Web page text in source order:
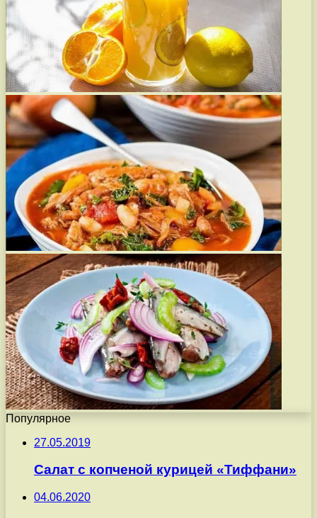
Популярное
27.05.2019
Салат с копченой курицей «Тиффани»
04.06.2020